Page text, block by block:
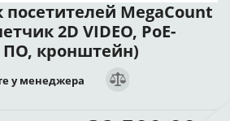
посетителей MegaCount
2D VIDEO, PoE-
кронштейн)
у менеджера